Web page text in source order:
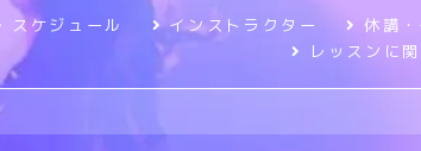
スケジュール インストラクター 休講
レッスンに